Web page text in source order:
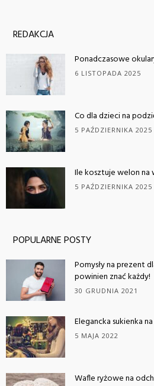
REDAKCJA
Ponadczasowe
6 LISTOPADA 2025
Co dla dzieci na
5 PAŹDZIERNIKA 2025
Ile kosztuje welon na
5 PAŹDZIERNIKA 2025
POPULARNE POSTY
Pomysły na prezent
powinien znać każdy!
30 GRUDNIA 2021
Elegancka sukienka
5 MAJA 2022
Wafle ryżowe na